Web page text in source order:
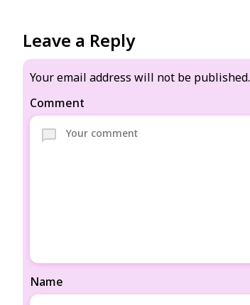
Leave a Reply
Your email address will not be published.
Comment
Name